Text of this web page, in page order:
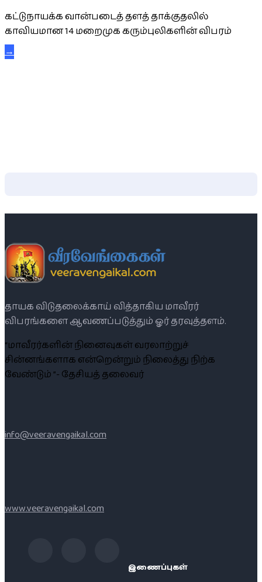
கட்டுநாயக்க வான்படைத் தளத் தாக்குதலில்
காவியமான 14 மறைமுக கரும்புலிகளின் விபரம்
→
தாயக விடுதலைக்காய் வித்தாகிய மாவீரர்
விபரங்களை ஆவணப்படுத்தும் ஓர் தரவுத்தளம்.
“மாவீரர்களின் நினைவுகள் வரலாற்றுச்
சின்னங்களாக என்றென்றும் நிலைத்து நிற்க
வேண்டும் ”- தேசியத் தலைவர்
info@veeravengaikal.com
www.veeravengaikal.com
இணைப்புகள்